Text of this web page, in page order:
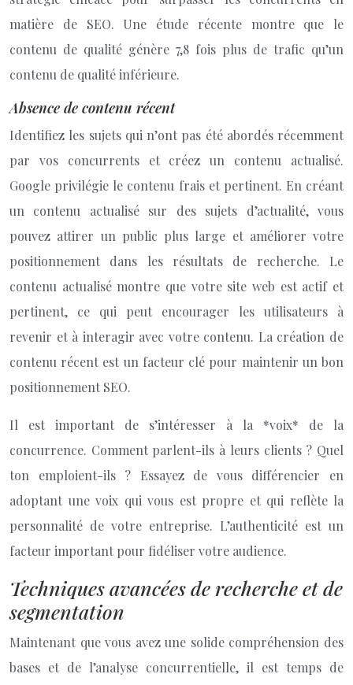
matière de SEO. Une étude récente montre que le
contenu de qualité génère 7,8 fois plus de trafic qu’un
contenu de qualité inférieure.
Absence de contenu récent
Identifiez les sujets qui n’ont pas été abordés récemment
par vos concurrents et créez un contenu actualisé.
Google privilégie le contenu frais et pertinent. En créant
un contenu actualisé sur des sujets d’actualité, vous
pouvez attirer un public plus large et améliorer votre
positionnement dans les résultats de recherche. Le
contenu actualisé montre que votre site web est actif et
pertinent, ce qui peut encourager les utilisateurs à
revenir et à interagir avec votre contenu. La création de
contenu récent est un facteur clé pour maintenir un bon
positionnement SEO.
Il est important de s’intéresser à la *voix* de la
concurrence. Comment parlent-ils à leurs clients ? Quel
ton emploient-ils ? Essayez de vous différencier en
adoptant une voix qui vous est propre et qui reflète la
personnalité de votre entreprise. L’authenticité est un
facteur important pour fidéliser votre audience.
Techniques avancées de recherche et de
segmentation
Maintenant que vous avez une solide compréhension des
bases et de l’analyse concurrentielle, il est temps de